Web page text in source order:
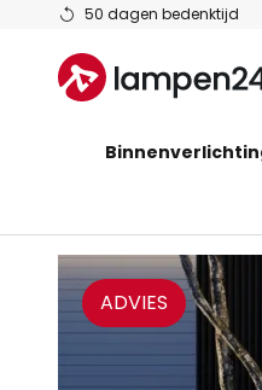
50 dagen bedenktijd
Ga
de
inhoud
ADVIES